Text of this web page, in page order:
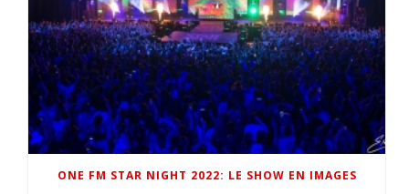
ONE FM STAR NIGHT 2022: LE SHOW EN IMAGES